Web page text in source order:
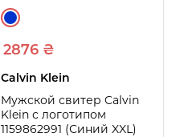
2876 ₴
Calvin Klein
Мужской свитер Calvin
Klein с логотипом
1159862991 (Синий XXL)